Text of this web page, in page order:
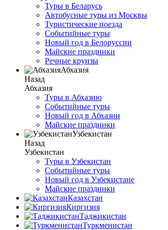
Туры в Беларусь
Автобусные туры из Москвы
Туристические поезда
Событийные туры
Новый год в Белоруссии
Майские праздники
Речные круизы
Абхазия
Назад
Абхазия
Туры в Абхазию
Событийные туры
Новый год в Абхазии
Майские праздники
Узбекистан
Назад
Узбекистан
Туры в Узбекистан
Событийные туры
Новый год в Узбекистане
Майские праздники
Казахстан
Киргизия
Таджикистан
Туркменистан